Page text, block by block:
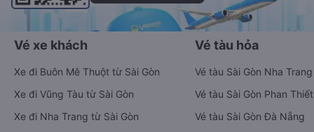
Vé xe khách
Xe đi Buôn Mê Thuột từ Sài Gòn
Xe đi Vũng Tàu từ Sài Gòn
Xe đi Nha Trang từ Sài Gòn
Vé tàu hỏa
Vé tàu Sài Gòn Nha Trang
Vé tàu Sài Gòn Phan Thiết
Vé tàu Sài Gòn Đà Nẵng